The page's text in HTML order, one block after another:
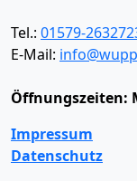
Tel.: 01579-
E-Mail:
Öffnungszeiten:
Impressum
Datenschutz